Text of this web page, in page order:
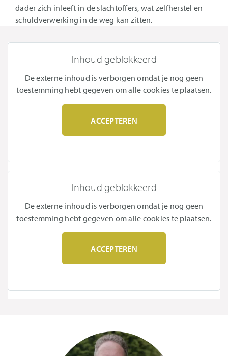
dader zich inleeft in de slachtoffers, wat zelfherstel en
schuldverwerking in de weg kan zitten.
Inhoud geblokkeerd
De externe inhoud is verborgen omdat je nog geen
toestemming hebt gegeven om alle cookies te plaatsen.
ACCEPTEREN
Inhoud geblokkeerd
De externe inhoud is verborgen omdat je nog geen
toestemming hebt gegeven om alle cookies te plaatsen.
ACCEPTEREN